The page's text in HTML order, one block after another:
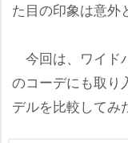
た目の印象は意外
今回は、ワイド
のコーデにも取り
デルを比較してみ